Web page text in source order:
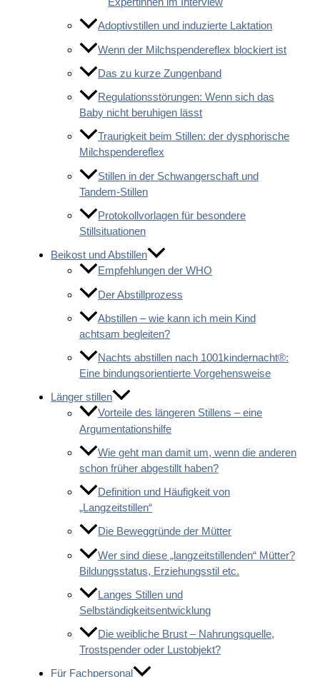
Adoptivstillen und induzierte Laktation
Wenn der Milchspendereflex blockiert ist
Das zu kurze Zungenband
Regulationsstörungen: Wenn sich das
Baby nicht beruhigen lässt
Traurigkeit beim Stillen: der dysphorische
Milchspendereflex
Stillen in der Schwangerschaft und
Tandem-Stillen
Protokollvorlagen für besondere
Stillsituationen
Beikost und Abstillen
Empfehlungen der WHO
Der Abstillprozess
Abstillen – wie kann ich mein Kind
achtsam begleiten?
Nachts abstillen nach 1001kindernacht®:
Eine bindungsorientierte Vorgehensweise
Länger stillen
Vorteile des längeren Stillens – eine
Argumentationshilfe
Wie geht man damit um, wenn die anderen
schon früher abgestillt haben?
Definition und Häufigkeit von
„Langzeitstillen“
Die Beweggründe der Mütter
Wer sind diese „langzeitstillenden“ Mütter?
Bildungsstatus, Erziehungsstil etc.
Langes Stillen und
Selbständigkeitsentwicklung
Die weibliche Brust – Nahrungsquelle,
Trostspender oder Lustobjekt?
Für Fachpersonal